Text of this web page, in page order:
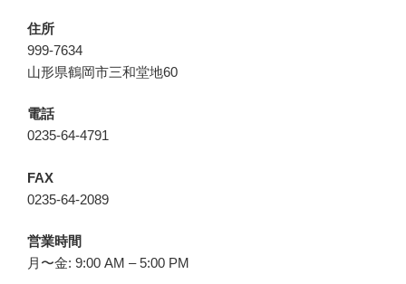
住所
999-7634
山形県鶴岡市三和堂地60
電話
0235-64-4791
FAX
0235-64-2089
営業時間
月〜金: 9:00 AM – 5:00 PM